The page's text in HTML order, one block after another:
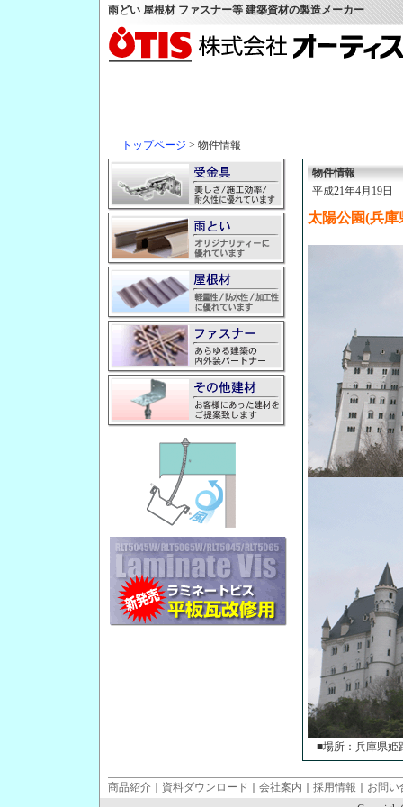
雨どい 屋根材 ファスナー等 建築資材の製造メーカー
トップページ > 物件情報
物件情報
平成21年4月19日
太陽公園(兵
■場所：兵庫県姫
商品紹介 資料ダウンロード 会社案内 採用情報
お問い